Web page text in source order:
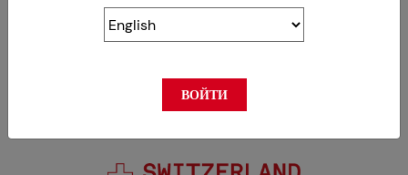
членом
ВОЙТИ